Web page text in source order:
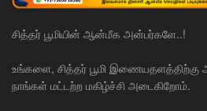
சித்தர் பூமியின் ஆன்மீக அன்பர்களே..!
உங்களை, சித்தர் பூமி இணையதளத்திற்கு
நாங்கள் மட்டற்ற மகிழ்ச்சி அடைகிறோம்.